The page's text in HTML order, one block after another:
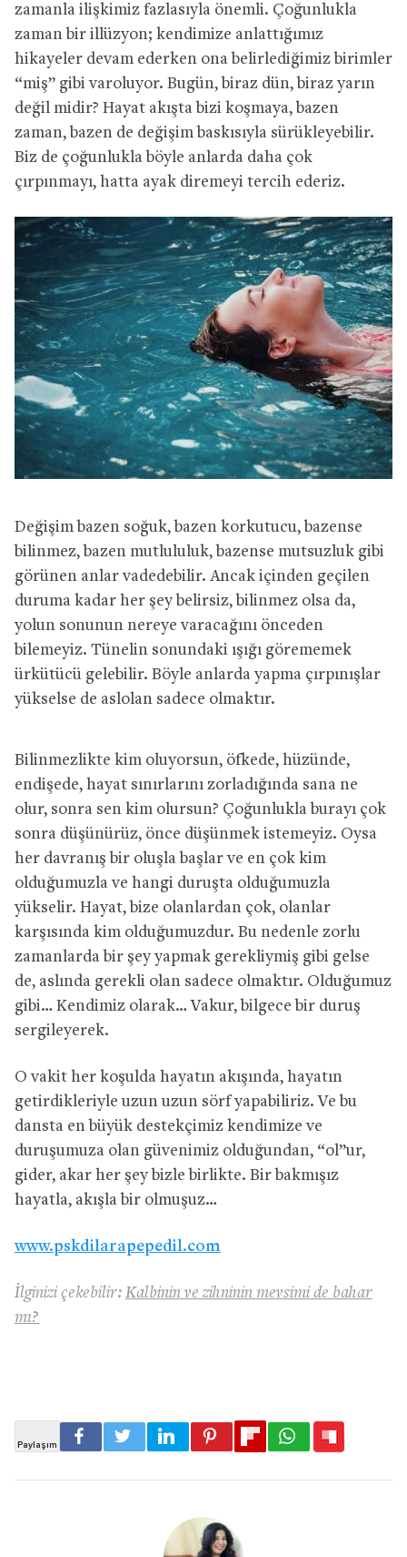
zamanla ilişkimiz fazlasıyla önemli. Çoğunlukla
zaman bir illüzyon; kendimize anlattığımız
hikayeler devam ederken ona belirlediğimiz birimler
“miş” gibi varoluyor. Bugün, biraz dün, biraz yarın
değil midir? Hayat akışta bizi koşmaya, bazen
zaman, bazen de değişim baskısıyla sürükleyebilir.
Biz de çoğunlukla böyle anlarda daha çok
çırpınmayı, hatta ayak diremeyi tercih ederiz.
Değişim bazen soğuk, bazen korkutucu, bazense
bilinmez, bazen mutlululuk, bazense mutsuzluk gibi
görünen anlar vadedebilir. Ancak içinden geçilen
duruma kadar her şey belirsiz, bilinmez olsa da,
yolun sonunun nereye varacağını önceden
bilemeyiz. Tünelin sonundaki ışığı görememek
ürkütücü gelebilir. Böyle anlarda yapma çırpınışlar
yükselse de aslolan sadece olmaktır.
Bilinmezlikte kim oluyorsun, öfkede, hüzünde,
endişede, hayat sınırlarını zorladığında sana ne
olur, sonra sen kim olursun? Çoğunlukla burayı çok
sonra düşünürüz, önce düşünmek istemeyiz. Oysa
her davranış bir oluşla başlar ve en çok kim
olduğumuzla ve hangi duruşta olduğumuzla
yükselir. Hayat, bize olanlardan çok, olanlar
karşısında kim olduğumuzdur. Bu nedenle zorlu
zamanlarda bir şey yapmak gerekliymiş gibi gelse
de, aslında gerekli olan sadece olmaktır. Olduğumuz
gibi… Kendimiz olarak… Vakur, bilgece bir duruş
sergileyerek.
O vakit her koşulda hayatın akışında, hayatın
getirdikleriyle uzun uzun sörf yapabiliriz. Ve bu
dansta en büyük destekçimiz kendimize ve
duruşumuza olan güvenimiz olduğundan, “ol”ur,
gider, akar her şey bizle birlikte. Bir bakmışız
hayatla, akışla bir olmuşuz…
www.pskdilarapepedil.com
İlginizi çekebilir: Kalbinin ve zihninin mevsimi de bahar
mı?